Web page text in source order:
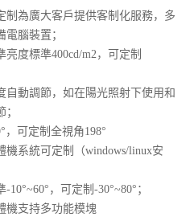
制為廣大客戶提供客制化服務，多
腦裝置；
度標準400cd/m2，可定制
自動調節，如在陽光照射下使用和
，可定制全視角198°
系統可定制（windows/linux安
，可定制-30°~80°；
機支持多功能模塊